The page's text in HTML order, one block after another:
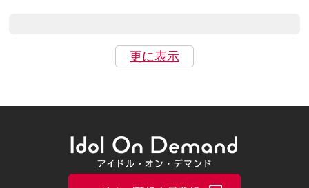
更に表示